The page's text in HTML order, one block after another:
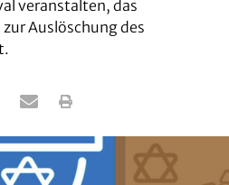
veranstalten, das
Auslöschung des